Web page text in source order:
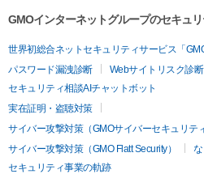
GMOインターネットグループのセキュ
世界初総合ネットセキュリティサービス「
パスワード漏洩診断
Webサイトリスク診断
セキュリティ相談AIチャットボット
実在証明・盗聴対策
サイバー攻撃対策（GMOサイバーセキュリテ
サイバー攻撃対策（GMO Flatt Security）
セキュリティ事業の軌跡